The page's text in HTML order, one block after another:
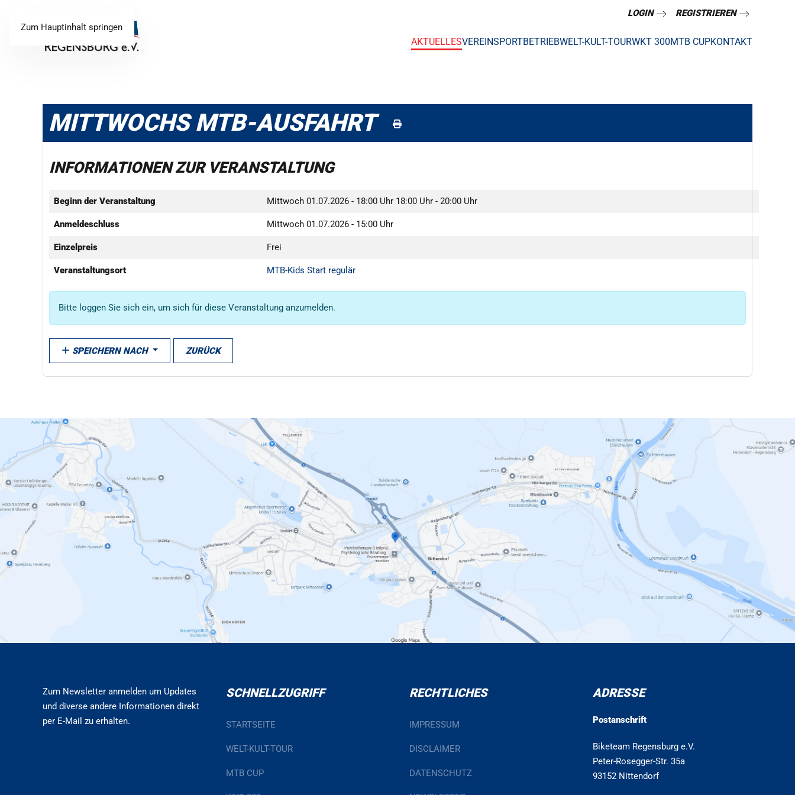
Zum Hauptinhalt springen
LOGIN REGISTRIEREN
AKTUELLESVEREINSPORTBETRIEBWELT-KULT-TOURWKT 300MTB CUPKONTAKT
MITTWOCHS MTB-AUSFAHRT
INFORMATIONEN ZUR VERANSTALTUNG
Beginn der Veranstaltung Mittwoch 01.07.2026 - 18:00 Uhr 18:00 Uhr - 20:00 Uhr
Anmeldeschluss Mittwoch 01.07.2026 - 15:00 Uhr
Einzelpreis Frei
Veranstaltungsort MTB-Kids Start regulär
Bitte loggen Sie sich ein, um sich für diese Veranstaltung anzumelden.
SPEICHERN NACH ZURÜCK
Zum Newsletter anmelden um Updates
und diverse andere Informationen direkt
per E-Mail zu erhalten.
SCHNELLZUGRIFF
STARTSEITE
WELT-KULT-TOUR
MTB CUP
RECHTLICHES
IMPRESSUM
DISCLAIMER
DATENSCHUTZ
ADRESSE
Postanschrift
Biketeam Regensburg e.V.
Peter-Rosegger-Str. 35a
93152 Nittendorf